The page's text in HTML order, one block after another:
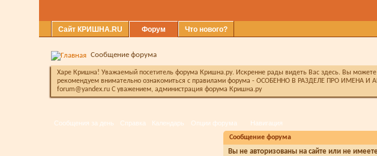
Сайт КРИШНА.RU Форум
Сообщения за день Справка Календарь Опции форума Навигация
Что нового?
Сообщение форума
Харе Кришна! Уважаемый посетитель форума Кришна.ру. Искренне рады видеть Вас здесь. Вы можете
рекомендуем внимательно ознакомиться с правилами форума - ОСОБЕННО В РАЗДЕЛЕ ПРО ИМЕНА И
forum@yandex.ru С уважением, администрация форума Кришна.ру
Сообщение форума
Вы не авторизованы на сайте или не